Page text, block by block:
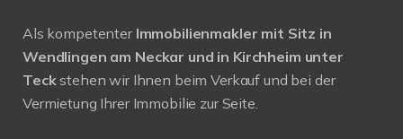
Als kompetenter Immobilienmakler mit Sitz in
Wendlingen am Neckar und in Kirchheim unter
Teckstehen wir Ihnen beim Verkauf und bei der
Vermietung Ihrer Immobilie zur Seite.